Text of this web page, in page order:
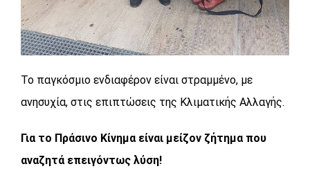
Το παγκόσμιο ενδιαφέρον είναι στραμμένο, με
ανησυχία, στις επιπτώσεις της Κλιματικής Αλλαγής.
Για το Πράσινο Κίνημα είναι μείζον ζήτημα που
αναζητά επειγόντως λύση!